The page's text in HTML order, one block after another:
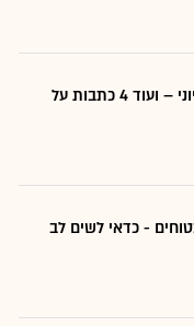
הקאמבק של אלטשולר שחם ביוני – ועוד 4 כתבות על
- כדאי לשים לב